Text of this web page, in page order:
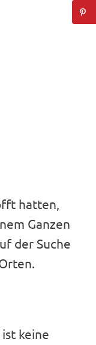
hatten,
Ganzen
der Suche
keine